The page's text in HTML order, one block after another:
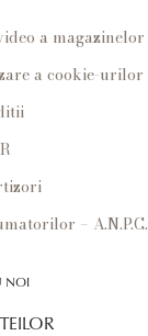
a magazinelor
a cookie-urilor
– A.N.P.C.
NOI